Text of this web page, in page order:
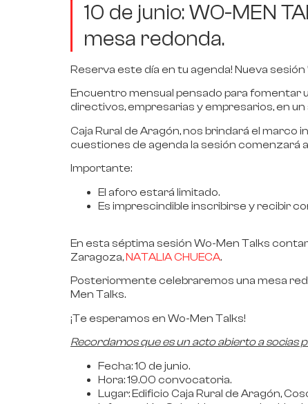
10 de junio: WO-MEN
mesa redonda.
Reserva este día en tu agenda! Nueva sesión
Encuentro mensual pensado para
directivos, empresarias y empresarios, en
Caja Rural de Aragón, nos brindará el marco
cuestiones de agenda la sesión comenzará a
Importante:
El aforo estará limitado.
Es imprescindible inscribirse y recibir
En esta séptima sesión Wo-Men Talks
Zaragoza,NATALIA CHUECA.
Posteriormente celebraremos una mesa
Men Talks.
¡Te esperamos en Wo-Men Talks!
Recordamos que es un acto abierto a socias
Fecha: 10 de junio.
Hora: 19.00 convocatoria.
Lugar: Edificio Caja Rural de Aragón,